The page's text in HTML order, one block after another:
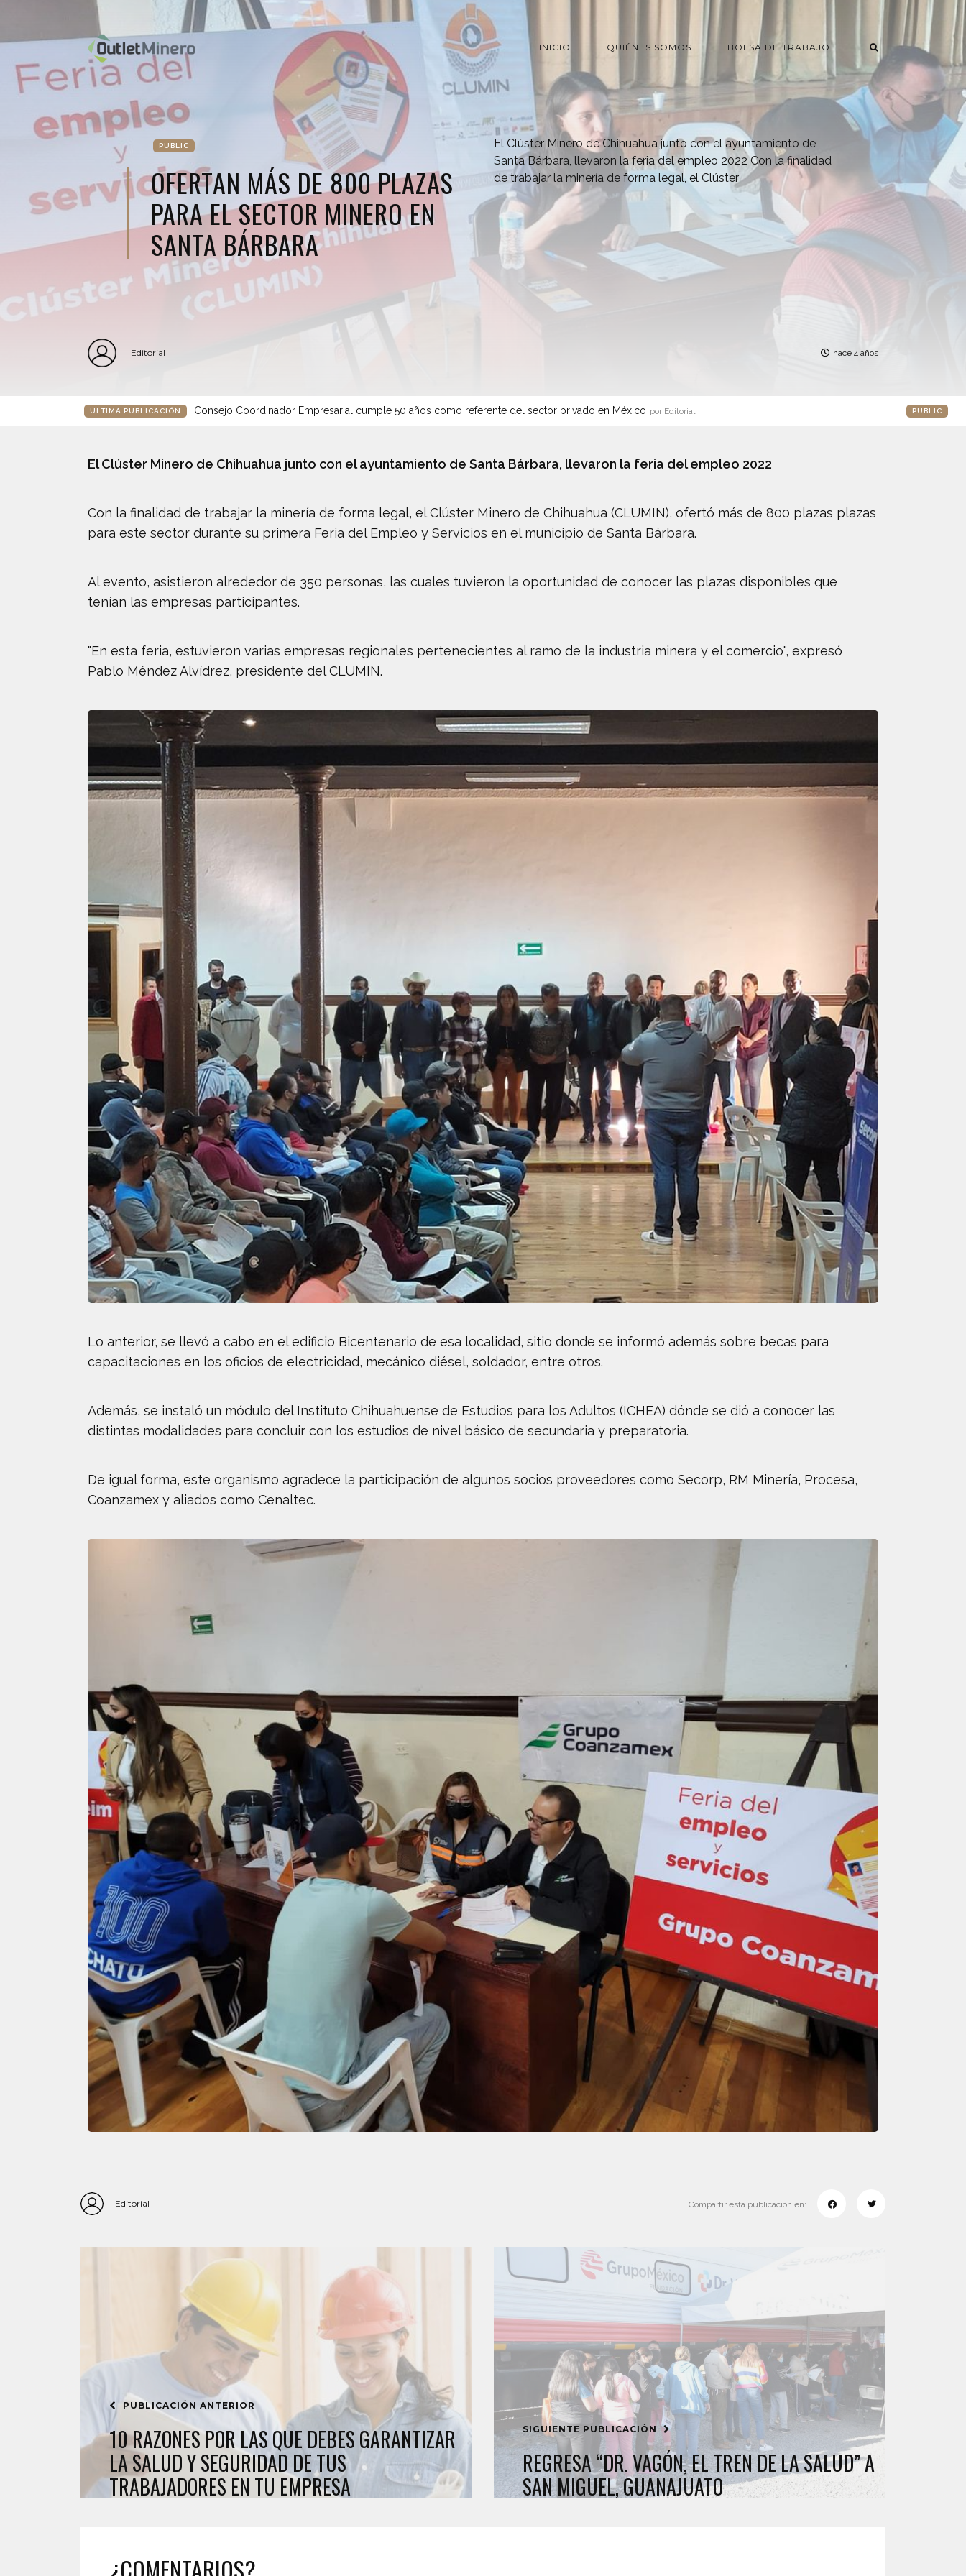
INICIO QUIÉNES SOMOS BOLSA DE TRABAJO
PUBLIC
OFERTAN MÁS DE 800 PLAZAS
PARA EL SECTOR MINERO EN
SANTA BÁRBARA
El Clúster Minero de Chihuahua junto con el ayuntamiento de
Santa Bárbara, llevaron la feria del empleo 2022 Con la finalidad
de trabajar la minería de forma legal, el Clúster
Editorial hace 4 años
ÚLTIMA PUBLICACIÓN Consejo Coordinador Empresarial cumple 50 años como referente del sector privado en México por Editorial PUBLIC
El Clúster Minero de Chihuahua junto con el ayuntamiento de Santa Bárbara, llevaron la feria del empleo 2022
Con la finalidad de trabajar la minería de forma legal, el Clúster Minero de Chihuahua (CLUMIN), ofertó más de 800 plazas plazas
para este sector durante su primera Feria del Empleo y Servicios en el municipio de Santa Bárbara.
Al evento, asistieron alrededor de 350 personas, las cuales tuvieron la oportunidad de conocer las plazas disponibles que
tenían las empresas participantes.
"En esta feria, estuvieron varias empresas regionales pertenecientes al ramo de la industria minera y el comercio", expresó
Pablo Méndez Alvídrez, presidente del CLUMIN.
Lo anterior, se llevó a cabo en el edificio Bicentenario de esa localidad, sitio donde se informó además sobre becas para
capacitaciones en los oficios de electricidad, mecánico diésel, soldador, entre otros.
Además, se instaló un módulo del Instituto Chihuahuense de Estudios para los Adultos (ICHEA) dónde se dió a conocer las
distintas modalidades para concluir con los estudios de nivel básico de secundaria y preparatoria.
De igual forma, este organismo agradece la participación de algunos socios proveedores como Secorp, RM Minería, Procesa,
Coanzamex y aliados como Cenaltec.
Editorial Compartir esta publicación en:
PUBLICACIÓN ANTERIOR
10 RAZONES POR LAS QUE DEBES GARANTIZAR
LA SALUD Y SEGURIDAD DE TUS
TRABAJADORES EN TU EMPRESA
SIGUIENTE PUBLICACIÓN
REGRESA “DR. VAGÓN, EL TREN DE LA SALUD” A
SAN MIGUEL, GUANAJUATO
¿COMENTARIOS?